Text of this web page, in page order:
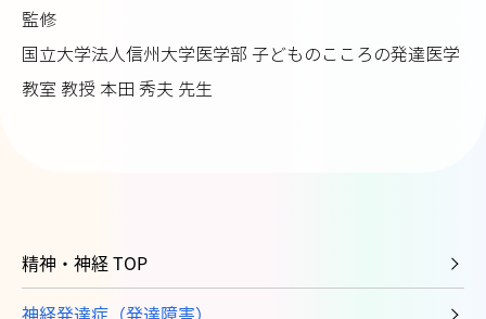
監修
国立大学法人信州大学医学部 子どものこころの発達医学
教室 教授 本田 秀夫 先生
精神・神経 TOP
神経発達症（発達障害）